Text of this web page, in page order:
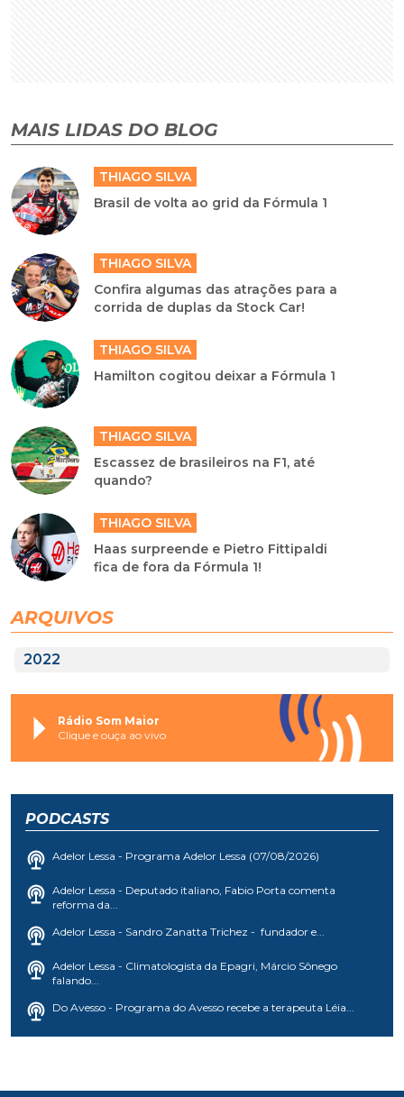
MAIS LIDAS DO BLOG
THIAGO SILVA
Brasil de volta ao grid da Fórmula 1
THIAGO SILVA
Confira algumas das atrações para a
corrida de duplas da Stock Car!
THIAGO SILVA
Hamilton cogitou deixar a Fórmula 1
THIAGO SILVA
Escassez de brasileiros na F1, até
quando?
THIAGO SILVA
Haas surpreende e Pietro Fittipaldi
fica de fora da Fórmula 1!
ARQUIVOS
2022
Rádio Som Maior
Clique e ouça ao vivo
PODCASTS
Adelor Lessa - Programa Adelor Lessa (07/08/2026)
Adelor Lessa - Deputado italiano, Fabio Porta comenta
reforma da...
Adelor Lessa - Sandro Zanatta Trichez - fundador e...
Adelor Lessa - Climatologista da Epagri, Márcio Sônego
falando...
Do Avesso - Programa do Avesso recebe a terapeuta Léia...